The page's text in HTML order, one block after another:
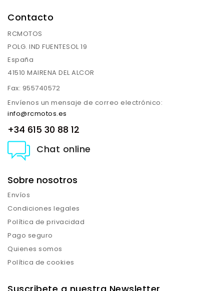
Contacto
RCMOTOS
POLG. IND FUENTESOL 19
España
41510 MAIRENA DEL ALCOR
Fax: 955740572
Envíenos un mensaje de correo electrónico:
info@rcmotos.es
+34 615 30 88 12
Chat online
Sobre nosotros
Envíos
Condiciones legales
Política de privacidad
Pago seguro
Quienes somos
Política de cookies